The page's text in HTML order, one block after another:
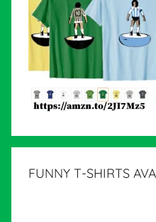
FUNNY T-SHIRTS